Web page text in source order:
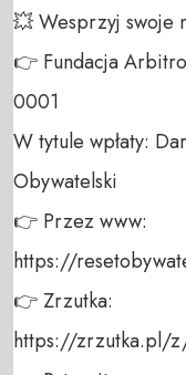
💥 Wesprzyj swoje
👉 Fundacja
0001
W tytule wpłaty:
Obywatelski
👉 Przez www:
https://
👉 Zrzutka:
https://zrzutka.pl/